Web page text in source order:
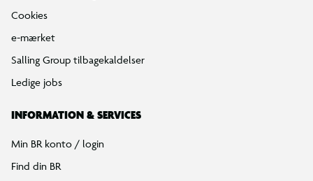
Cookies
e-mærket
Salling Group tilbagekaldelser
Ledige jobs
INFORMATION & SERVICES
Min BR konto / login
Find din BR